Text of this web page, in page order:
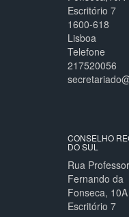
Escritório 7
1600-618
Lisboa
Telefone
217520056
CONSELHO
DO SUL
Rua Professor
Fernando da
Fonseca,
Escritório 7